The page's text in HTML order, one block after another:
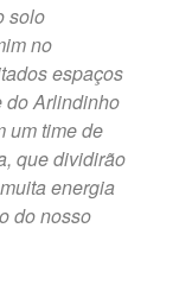
solo
no
espaços
do Arlindinho
um time de
que dividirão
energia
do nosso